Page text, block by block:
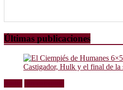
Últimas publicaciones